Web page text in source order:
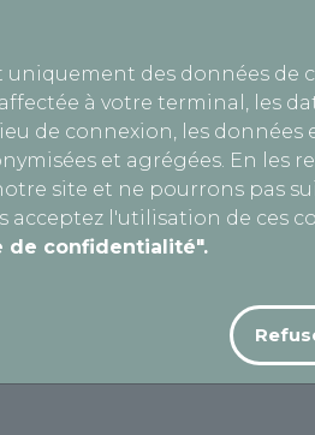
uniquement des données de
à votre terminal, les
de connexion, les données
et agrégées. En les
site et ne pourrons pas
l'utilisation de ces
de confidentialité".
vos données personnelles
libertés (dite « Loi
« RGDP »). Cette
le strict respect de ces
connaissance et